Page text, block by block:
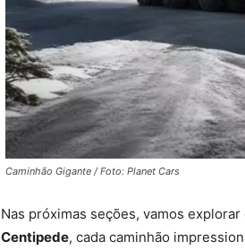
Caminhão Gigante / Foto: Planet Cars
Nas próximas seções, vamos
Centipede, cada caminhão